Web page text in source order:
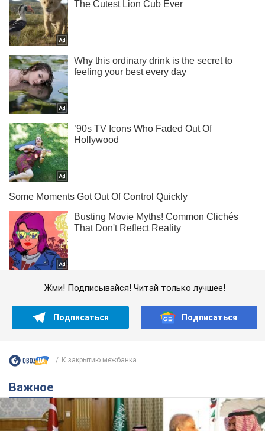
Жми! Подписывайся! Читай только лучшее!
Подписаться Подписаться
К закрытию межбанка...
Важное